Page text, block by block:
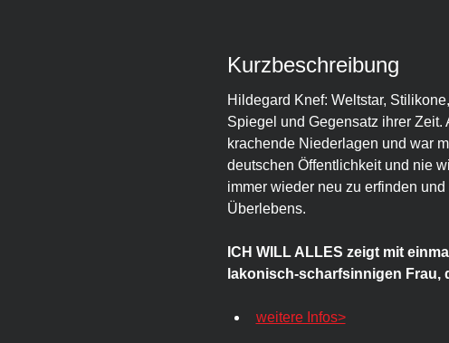
Kurzbeschreibung
Hildegard Knef: Weltstar,
Spiegel und Gegensatz ihrer
krachende Niederlagen und war
deutschen Öffentlichkeit und nie
immer wieder neu zu erfinden
Überlebens.
ICH WILL ALLES zeigt mit
lakonisch-scharfsinnigen Frau,
weitere Infos>